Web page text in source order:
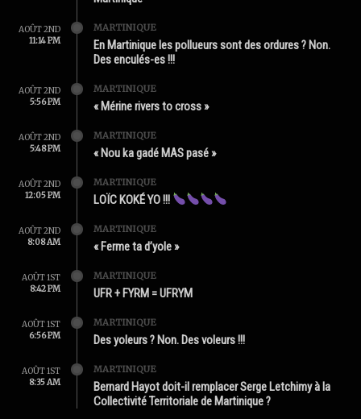
AOÛT 2ND
11:14 PM
MARTINIQUE
En Martinique les pollueurs sont des ordures ? Non.
Des enculés-es !!!
AOÛT 2ND
5:56 PM
MARTINIQUE
« Mérine rivers to cross »
AOÛT 2ND
5:48 PM
MARTINIQUE
« Nou ka gadé MAS pasé »
AOÛT 2ND
12:05 PM
MARTINIQUE
LOÏC KOKÉ YO !!!
AOÛT 2ND
8:08 AM
MARTINIQUE
« Ferme ta d’yole »
AOÛT 1ST
8:42 PM
MARTINIQUE
UFR + FYRM = UFRYM
AOÛT 1ST
6:56 PM
MARTINIQUE
Des yoleurs ? Non. Des voleurs !!!
AOÛT 1ST
8:35 AM
MARTINIQUE
Bernard Hayot doit-il remplacer Serge Letchimy à la
Collectivité Territoriale de Martinique ?